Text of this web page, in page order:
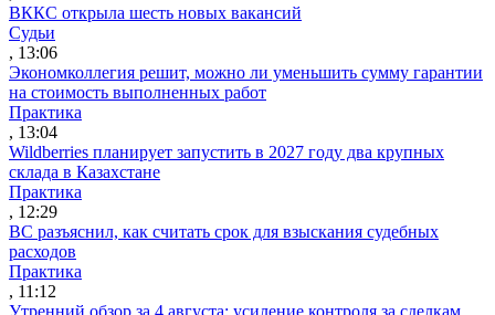
ВККС открыла шесть новых вакансий
Судьи
, 13:06
Экономколлегия решит, можно ли уменьшить сумму гарантии
на стоимость выполненных работ
Практика
, 13:04
Wildberries планирует запустить в 2027 году два крупных
склада в Казахстане
Практика
, 12:29
ВС разъяснил, как считать срок для взыскания судебных
расходов
Практика
, 11:12
Утренний обзор за 4 августа: усиление контроля за сделкам